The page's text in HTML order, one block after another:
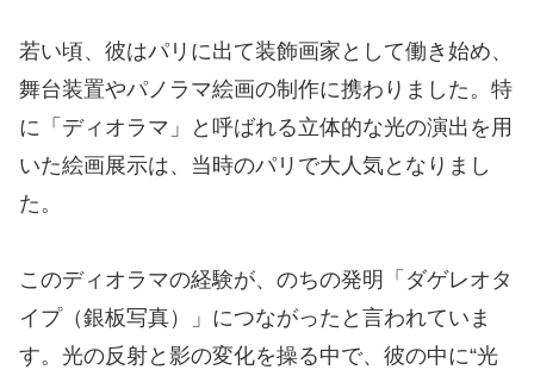
若い頃、彼はパリに出て装飾画家として働き始め、
舞台装置やパノラマ絵画の制作に携わりました。特
に「ディオラマ」と呼ばれる立体的な光の演出を用
いた絵画展示は、当時のパリで大人気となりまし
た。
このディオラマの経験が、のちの発明「ダゲレオタ
イプ（銀板写真）」につながったと言われていま
す。光の反射と影の変化を操る中で、彼の中に“光